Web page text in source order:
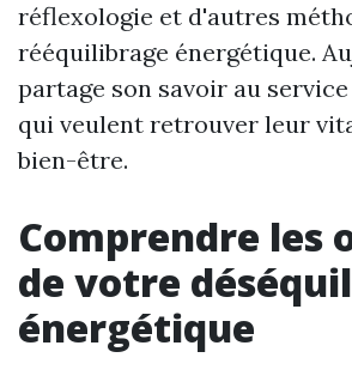
réflexologie et d'autres
rééquilibrage énergétique.
partage son savoir au
qui veulent retrouver leur
bien-être.
Comprendre les
de votre
énergétique